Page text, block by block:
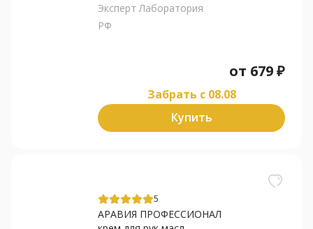
Эксперт Лаборатория
РФ
от 679₽
Забрать c 08.08
Купить
5
АРАВИЯ ПРОФЕССИОНАЛ